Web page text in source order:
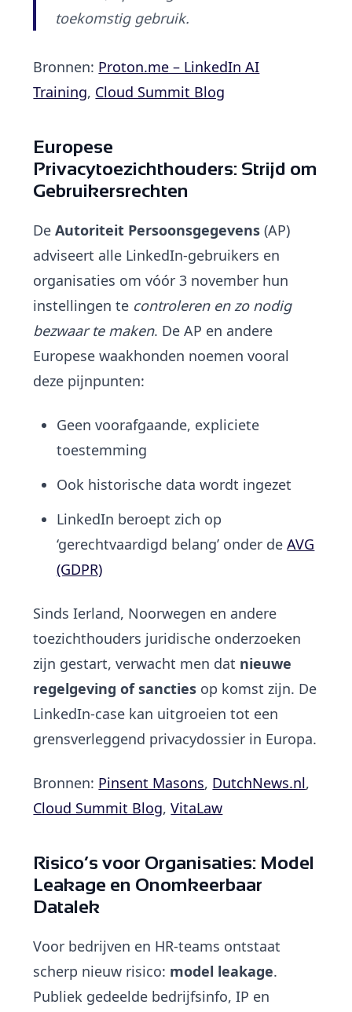
toekomstig gebruik.
Bronnen: Proton.me – LinkedIn AI
Training, Cloud Summit Blog
Europese
Privacytoezichthouders: Strijd om
Gebruikersrechten
DeAutoriteit Persoonsgegevens (AP)
adviseert alle LinkedIn-gebruikers en
organisaties om vóór 3 november hun
instellingen te controleren en zo nodig
bezwaar te maken. De AP en andere
Europese waakhonden noemen vooral
deze pijnpunten:
Geen voorafgaande, expliciete
toestemming
Ook historische data wordt ingezet
LinkedIn beroept zich op
‘gerechtvaardigd belang’ onder deAVG
(GDPR)
Sinds Ierland, Noorwegen en andere
toezichthouders juridische onderzoeken
zijn gestart, verwacht men dat nieuwe
regelgeving of sancties op komst zijn. De
LinkedIn-case kan uitgroeien tot een
grensverleggend privacydossier in Europa.
Bronnen: Pinsent Masons, DutchNews.nl,
Cloud Summit Blog,VitaLaw
Risico’s voor Organisaties: Model
Leakage en Onomkeerbaar
Datalek
Voor bedrijven en HR-teams ontstaat
scherp nieuw risico: model leakage.
Publiek gedeelde bedrijfsinfo, IP en